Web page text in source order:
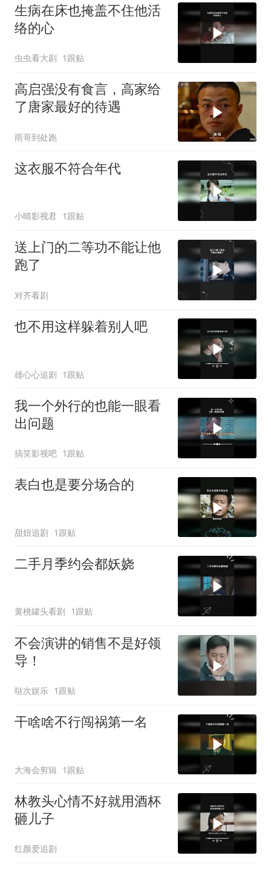
生病在床也掩盖不住他活
络的心
虫虫看大剧 1跟贴
高启强没有食言，高家给
了唐家最好的待遇
雨哥到处跑
这衣服不符合年代
小晴影视君 1跟贴
送上门的二等功不能让他
跑了
对齐看剧
也不用这样躲着别人吧
雄心心追剧 1跟贴
我一个外行的也能一眼看
出问题
搞笑影视吧 1跟贴
表白也是要分场合的
甜妞追剧 1跟贴
二手月季约会都妖娆
黄桃罐头看剧 1跟贴
不会演讲的销售不是好领
导！
哒次娱乐 1跟贴
干啥啥不行闯祸第一名
大海会剪辑 1跟贴
林教头心情不好就用酒杯
砸儿子
红颜爱追剧